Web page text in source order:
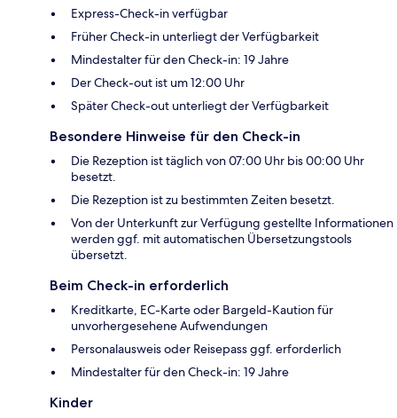
Express-Check-in verfügbar
Früher Check-in unterliegt der Verfügbarkeit
Mindestalter für den Check-in: 19 Jahre
Der Check-out ist um 12:00 Uhr
Später Check-out unterliegt der Verfügbarkeit
Besondere Hinweise für den Check-in
Die Rezeption ist täglich von 07:00 Uhr bis 00:00 Uhr
besetzt.
Die Rezeption ist zu bestimmten Zeiten besetzt.
Von der Unterkunft zur Verfügung gestellte Informationen
werden ggf. mit automatischen Übersetzungstools
übersetzt.
Beim Check-in erforderlich
Kreditkarte, EC-Karte oder Bargeld-Kaution für
unvorhergesehene Aufwendungen
Personalausweis oder Reisepass ggf. erforderlich
Mindestalter für den Check-in: 19 Jahre
Kinder